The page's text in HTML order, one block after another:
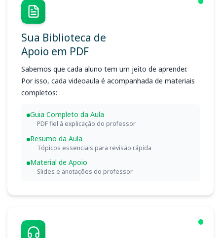
Sua Biblioteca de
Apoio em PDF
Sabemos que cada aluno tem um jeito de aprender.
Por isso, cada videoaula é acompanhada de materiais
completos:
Guia Completo da Aula
PDF fiel à explicação do professor
Resumo da Aula
Tópicos essenciais para revisão rápida
Material de Apoio
Slides e anotações do professor